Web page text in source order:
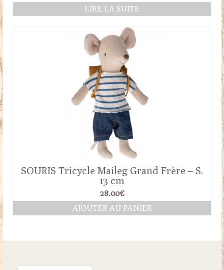
LIRE LA SUITE
SOURIS Tricycle Maileg Grand Frère – S.
13 cm
28.00€
AJOUTER AU PANIER